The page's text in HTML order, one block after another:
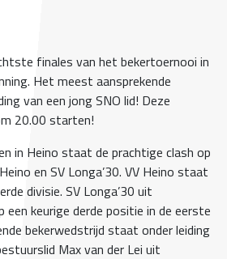
finales van het bekertoernooi in
Het meest aansprekende
van een jong SNO lid! Deze
20.00 starten!
in Heino staat de prachtige clash op
en SV Longa’30. VV Heino staat
divisie. SV Longa’30 uit
keurige derde positie in de eerste
bekerwedstrijd staat onder leiding
Max van der Lei uit